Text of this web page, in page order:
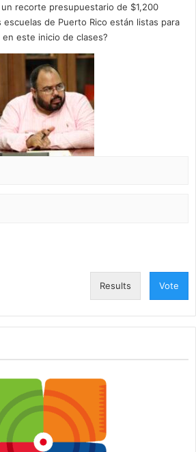
recorte presupuestario de $1,200
escuelas de Puerto Rico están listas para
este inicio de clases?
Results Vote